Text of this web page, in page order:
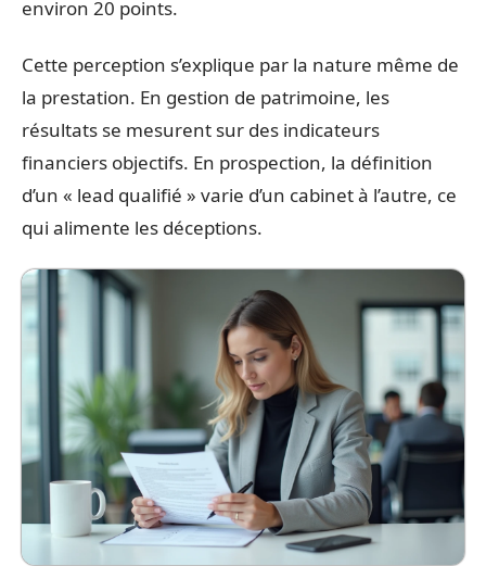
environ 20 points.
Cette perception s’explique par la nature même de
la prestation. En gestion de patrimoine, les
résultats se mesurent sur des indicateurs
financiers objectifs. En prospection, la définition
d’un « lead qualifié » varie d’un cabinet à l’autre, ce
qui alimente les déceptions.